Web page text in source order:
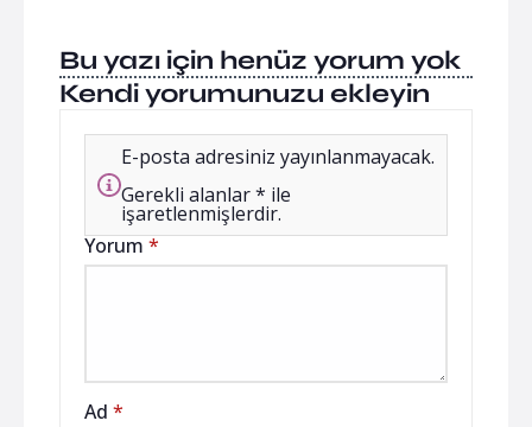
Bu yazı için henüz yorum yok
Kendi yorumunuzu ekleyin
E-posta adresiniz yayınlanmayacak.
Gerekli alanlar * ile
işaretlenmişlerdir.
Yorum *
Ad *